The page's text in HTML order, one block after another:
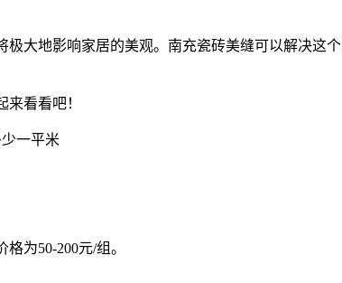
大地影响家居的美观。南充瓷砖美缝可以解决这
来看看吧！
为50-200元/组。